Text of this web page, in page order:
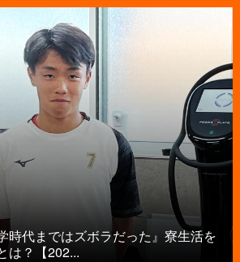
時代まではズボラだった』寮生活を
は？【202...